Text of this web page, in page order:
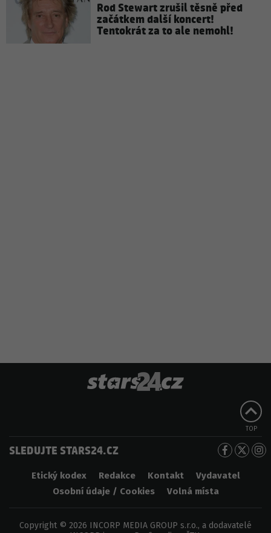
Rod Stewart zrušil těsně před
začátkem další koncert!
Tentokrát za to ale nemohl!
TOP
SLEDUJTE STARS24.CZ
Etický kodex Redakce Kontakt
Vydavatel
Osobní údaje / Cookies
Volná místa
Copyright © 2026 INCORP MEDIA GROUP s.r.o., a dodavatelé